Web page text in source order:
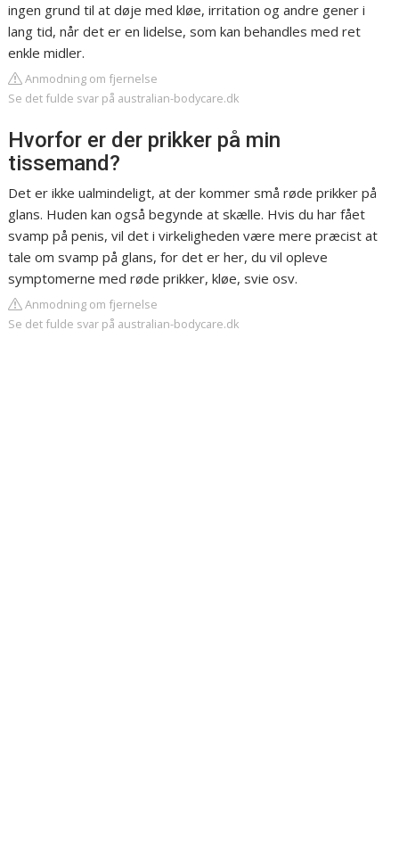
ingen grund til at døje med kløe, irritation og andre gener i
lang tid, når det er en lidelse, som kan behandles med ret
enkle midler.
Anmodning om fjernelse
Se det fulde svar på australian-bodycare.dk
Hvorfor er der prikker på min
tissemand?
Det er ikke ualmindeligt, at der kommer små røde prikker på
glans. Huden kan også begynde at skælle. Hvis du har fået
svamp på penis, vil det i virkeligheden være mere præcist at
tale om svamp på glans, for det er her, du vil opleve
symptomerne med røde prikker, kløe, svie osv.
Anmodning om fjernelse
Se det fulde svar på australian-bodycare.dk